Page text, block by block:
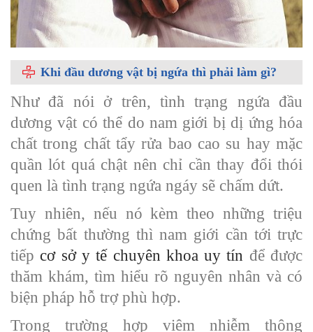
Khi đầu dương vật bị ngứa thì phải làm gì?
Như đã nói ở trên, tình trạng ngứa đầu
dương vật có thể do nam giới bị dị ứng hóa
chất trong chất tẩy rửa bao cao su hay mặc
quần lót quá chật nên chỉ cần thay đổi thói
quen là tình trạng ngứa ngáy sẽ chấm dứt.
Tuy nhiên, nếu nó kèm theo những triệu
chứng bất thường thì nam giới cần tới trực
tiếpcơ sở y tế chuyên khoa uy tín để được
thăm khám, tìm hiểu rõ nguyên nhân và có
biện pháp hỗ trợ phù hợp.
Trong trường hợp viêm nhiễm thông